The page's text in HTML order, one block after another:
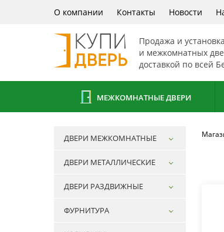
О компании Контакты Новости
Продажа и
и межкомнатных
доставкой по всей
МЕЖКОМНАТНЫЕ ДВЕРИ
ДВЕРИ МЕЖКОМНАТНЫЕ
ДВЕРИ МЕТАЛЛИЧЕСКИЕ
ДВЕРИ РАЗДВИЖНЫЕ
ФУРНИТУРА